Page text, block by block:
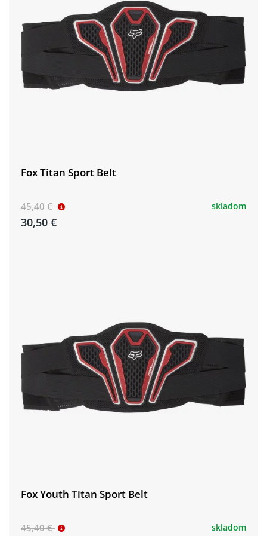
Fox Titan Sport Belt
45,40 €
30,50 €
skladom
Fox Youth Titan Sport Belt
45,40 € skladom